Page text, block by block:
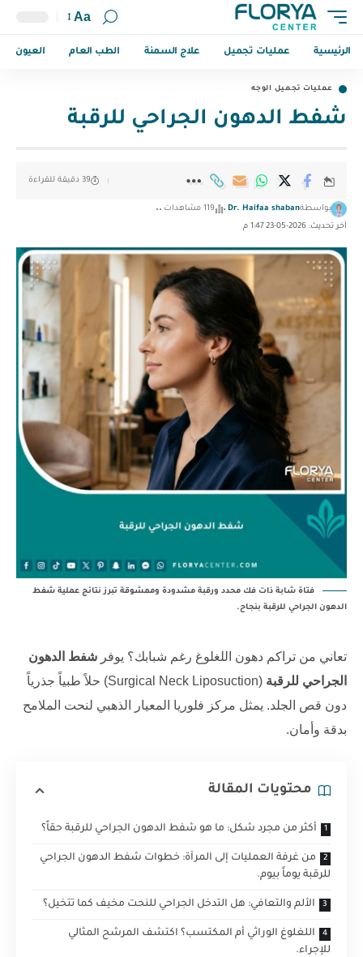
Aa
الرئيسية عمليات تجميل علاج السمنة الطب العام العيون
عمليات تجميل الوجه
شفط الدهون الجراحي للرقبة
آخر تحديث: 2026-05-23 1:47 م
بواسطةDr. Haifaa shaban 119 مشاهدات
39 دقيقة للقراءة
فتاة شابة ذات فك محدد ورقبة مشدودة وممشوقة تبرز نتائج عملية شفط
الدهون الجراحي للرقبة بنجاح.
تعاني من تراكم دهون اللغلوغ رغم شبابك؟ يوفر شفط الدهون
الجراحي للرقبة
(Surgical Neck Liposuction) حلاً طبياً جذرياً
دون قص الجلد. يمثل مركز فلوريا المعيار الذهبي لنحت الملامح
بدقة وأمان.
محتويات المقالة
أكثر من مجرد شكل: ما هو شفط الدهون الجراحي للرقبة حقاً؟
من غرفة العمليات إلى المرآة: خطوات شفط الدهون الجراحي
للرقبة يوماً بيوم.
الألم والتعافي: هل التدخل الجراحي للنحت مخيف كما تتخيل؟
اللغلوغ الوراثي أم المكتسب؟ اكتشف المرشح المثالي
للإجراء.